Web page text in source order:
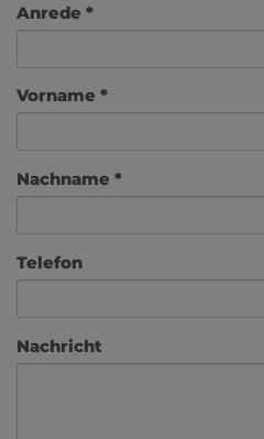
Anrede
Vorname
Nachname
Telefon
Nachricht